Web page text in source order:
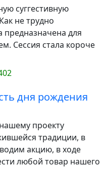
суггестивную
не трудно
предназначена для
Сессия стала короче
дня рождения
проекту
традиции, в
акцию, в ходе
любой товар нашего